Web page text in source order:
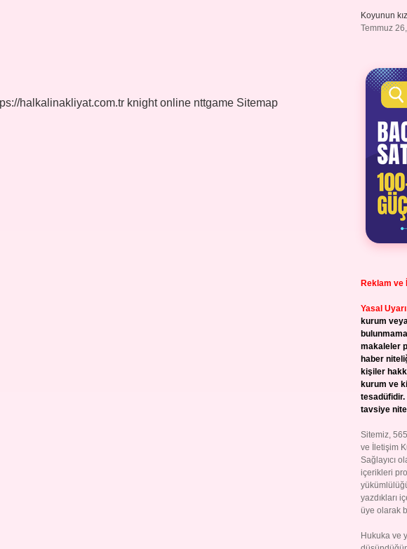
halkalinakliyat.com.tr knight online nttgame Sitemap
Koyunun
Temmuz
Reklam ve
Yasal
kurum
makaleler
haber
kişiler
kurum ve
tavsiye
Sitemiz,
ve İletişim
Sağlayıcı
içerikleri
yazdıkları
üye olarak
Hukuka ve